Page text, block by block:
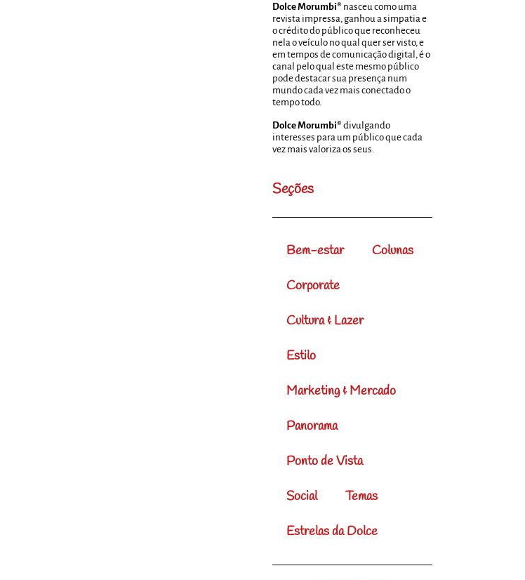
Dolce Morumbi® nasceu como uma
revista impressa, ganhou a simpatia e
o crédito do público que reconheceu
nela o veículo no qual quer ser visto, e
em tempos de comunicação digital, é o
canal pelo qual este mesmo público
pode destacar sua presença num
mundo cada vez mais conectado o
tempo todo.
Dolce Morumbi® divulgando
interesses para um público que cada
vez mais valoriza os seus.
Seções
Bem-estar Colunas
Corporate
Cultura & Lazer
Estilo
Marketing & Mercado
Panorama
Ponto de Vista
Social Temas
Estrelas da Dolce